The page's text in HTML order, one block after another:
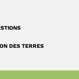
DES TERRES